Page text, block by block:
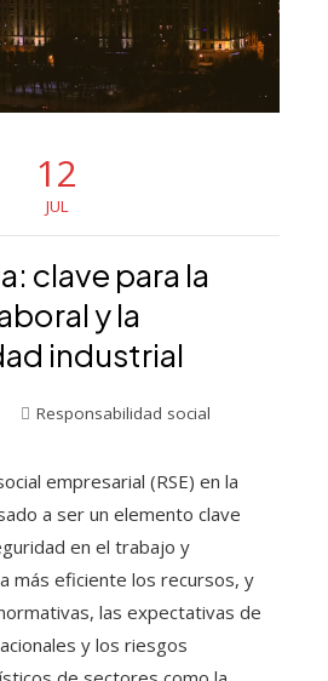
12
JUL
clave para la
y la
industrial
Responsabilidad social
empresarial (RSE) en la
a ser un elemento clave
en el trabajo y
más eficiente los recursos, y
las expectativas de
y los riesgos